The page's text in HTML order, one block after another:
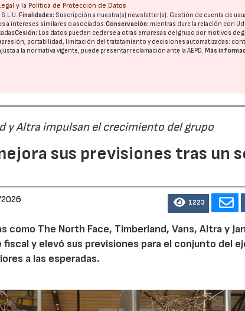
y la Política de Protección de Datos
Finalidades: Suscripción a nuestra(s) newsletter(s). Gestión de cuenta de
a intereses similares o asociados.Conservación: mientras dure la relación con
Cesión: Los datos pueden cederse a otras empresas del grupo por motivos de
portabilidad, limitación del tratatamiento y decisiones automatizadas:
a la normativa vigente, puede presentar reclamación ante laAEPD.Más
y Altra impulsan el crecimiento del grupo
sus previsiones tras un
1223
como The North Face, Timberland, Vans, Altra y
y elevó sus previsiones para el conjunto del
a las esperadas.